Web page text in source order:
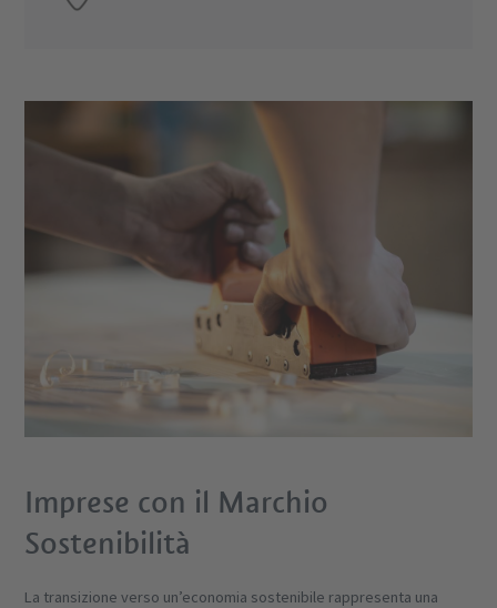
Imprese con il Marchio
Sostenibilità
La transizione verso un’economia sostenibile rappresenta una